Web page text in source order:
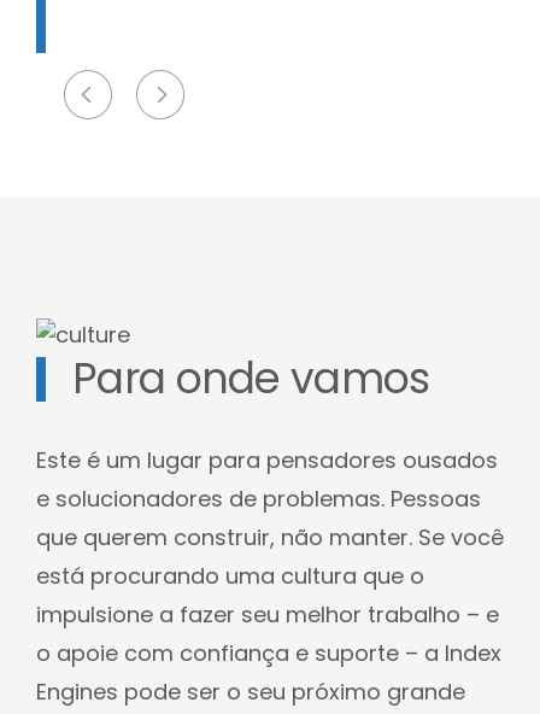
Para onde vamos
Este é um lugar para pensadores ousados
e solucionadores de problemas. Pessoas
que querem construir, não manter. Se você
está procurando uma cultura que o
impulsione a fazer seu melhor trabalho – e
o apoie com confiança e suporte – a Index
Engines pode ser o seu próximo grande